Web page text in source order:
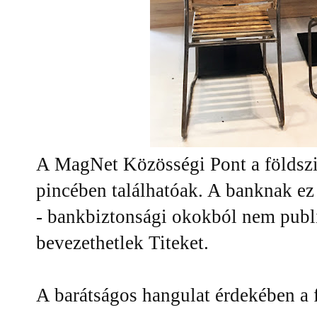
A MagNet Közösségi Pont a
pincében találhatóak. A banknak
- bankbiztonsági okokból nem
bevezethetlek Titeket.
A barátságos hangulat érdekében